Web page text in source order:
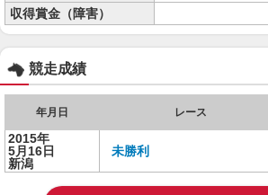
収得賞金（障害）
競走成績
年月日 レース
2015年
5月16日
新潟
未勝利